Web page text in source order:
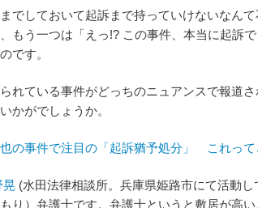
でしておいて起訴まで持っていけないなん
もう一つは「えっ!? この事件、本当に起訴
です。
れている事件がどっちのニュアンスで報道
かがでしょうか。
の事件で注目の「起訴猶予処分」 これって
晃 (水田法律相談所。兵庫県姫路市にて活動
り）弁護士です。弁護士というと敷居が高